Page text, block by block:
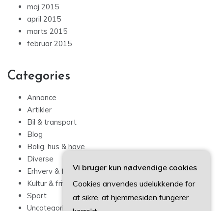
maj 2015
april 2015
marts 2015
februar 2015
Categories
Annonce
Artikler
Bil & transport
Blog
Bolig, hus & have
Diverse
Erhverv & forbrug
Kultur & fritid
Sport
Uncategorized
Vi bruger kun nødvendige cookies
Cookies anvendes udelukkende for
at sikre, at hjemmesiden fungerer